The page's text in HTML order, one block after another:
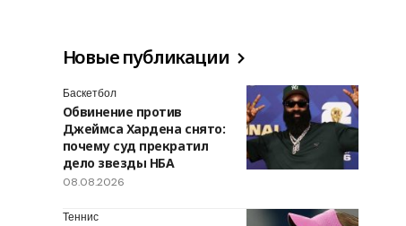
Новые публикации
Баскетбол
Обвинение против
Джеймса Хардена снято:
почему суд прекратил
дело звезды НБА
08.08.2026
Теннис